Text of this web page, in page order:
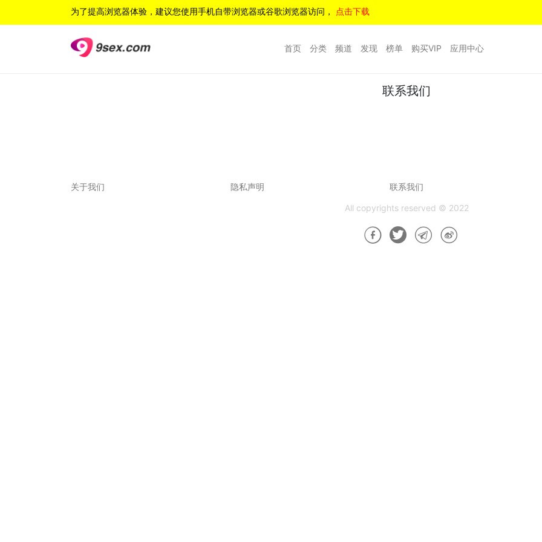
为了提高浏览器体验，建议您使用手机自带浏览器或谷歌浏览器访问， 点击下载
首页 分类 频道 发现 榜单 购买VIP 应用中心
联系我们
关于我们 隐私声明 联系我们
All copyrights reserved © 2022